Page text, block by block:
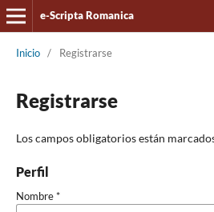
e-Scripta Romanica
Inicio / Registrarse
Registrarse
Los campos obligatorios están
Perfil
Nombre*